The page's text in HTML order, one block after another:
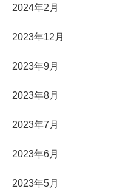
2024年2月
2023年12月
2023年9月
2023年8月
2023年7月
2023年6月
2023年5月